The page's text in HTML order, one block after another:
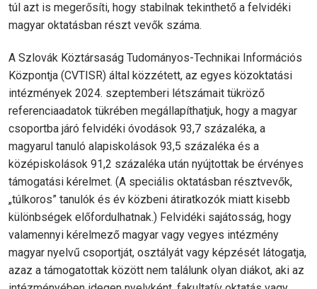
túl azt is megerősíti, hogy stabilnak tekinthető a felvidéki
magyar oktatásban részt vevők száma.
A Szlovák Köztársaság Tudományos-Technikai Információs
Központja (CVTISR) által közzétett, az egyes közoktatási
intézmények 2024. szeptemberi létszámait tükröző
referenciaadatok tükrében megállapíthatjuk, hogy a magyar
csoportba járó felvidéki óvodások 93,7 százaléka, a
magyarul tanuló alapiskolások 93,5 százaléka és a
középiskolások 91,2 százaléka után nyújtottak be érvényes
támogatási kérelmet. (A speciális oktatásban résztvevők,
„túlkoros” tanulók és év közbeni átiratkozók miatt kisebb
különbségek előfordulhatnak.) Felvidéki sajátosság, hogy
valamennyi kérelmező magyar vagy vegyes intézmény
magyar nyelvű csoportját, osztályát vagy képzését látogatja,
azaz a támogatottak között nem találunk olyan diákot, aki az